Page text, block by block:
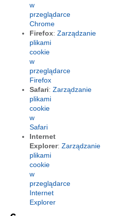
w
przeglądarce
Chrome
Firefox: Zarządzanie
plikami
cookie
w
przeglądarce
Firefox
Safari: Zarządzanie
plikami
cookie
w
Safari
Internet
Explorer: Zarządzanie
plikami
cookie
w
przeglądarce
Internet
Explorer